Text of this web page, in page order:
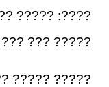
???? ???
???? ????.
???? ??????